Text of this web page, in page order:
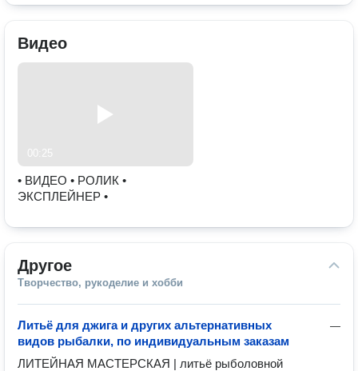
Видео
00:25
• ВИДЕО • РОЛИК •
ЭКСПЛЕЙНЕР •
Другое
Творчество, рукоделие и хобби
—
Литьё для джига и других альтернативных
видов рыбалки, по индивидуальным заказам
ЛИТЕЙНАЯ МАСТЕРСКАЯ | литьё рыболовной